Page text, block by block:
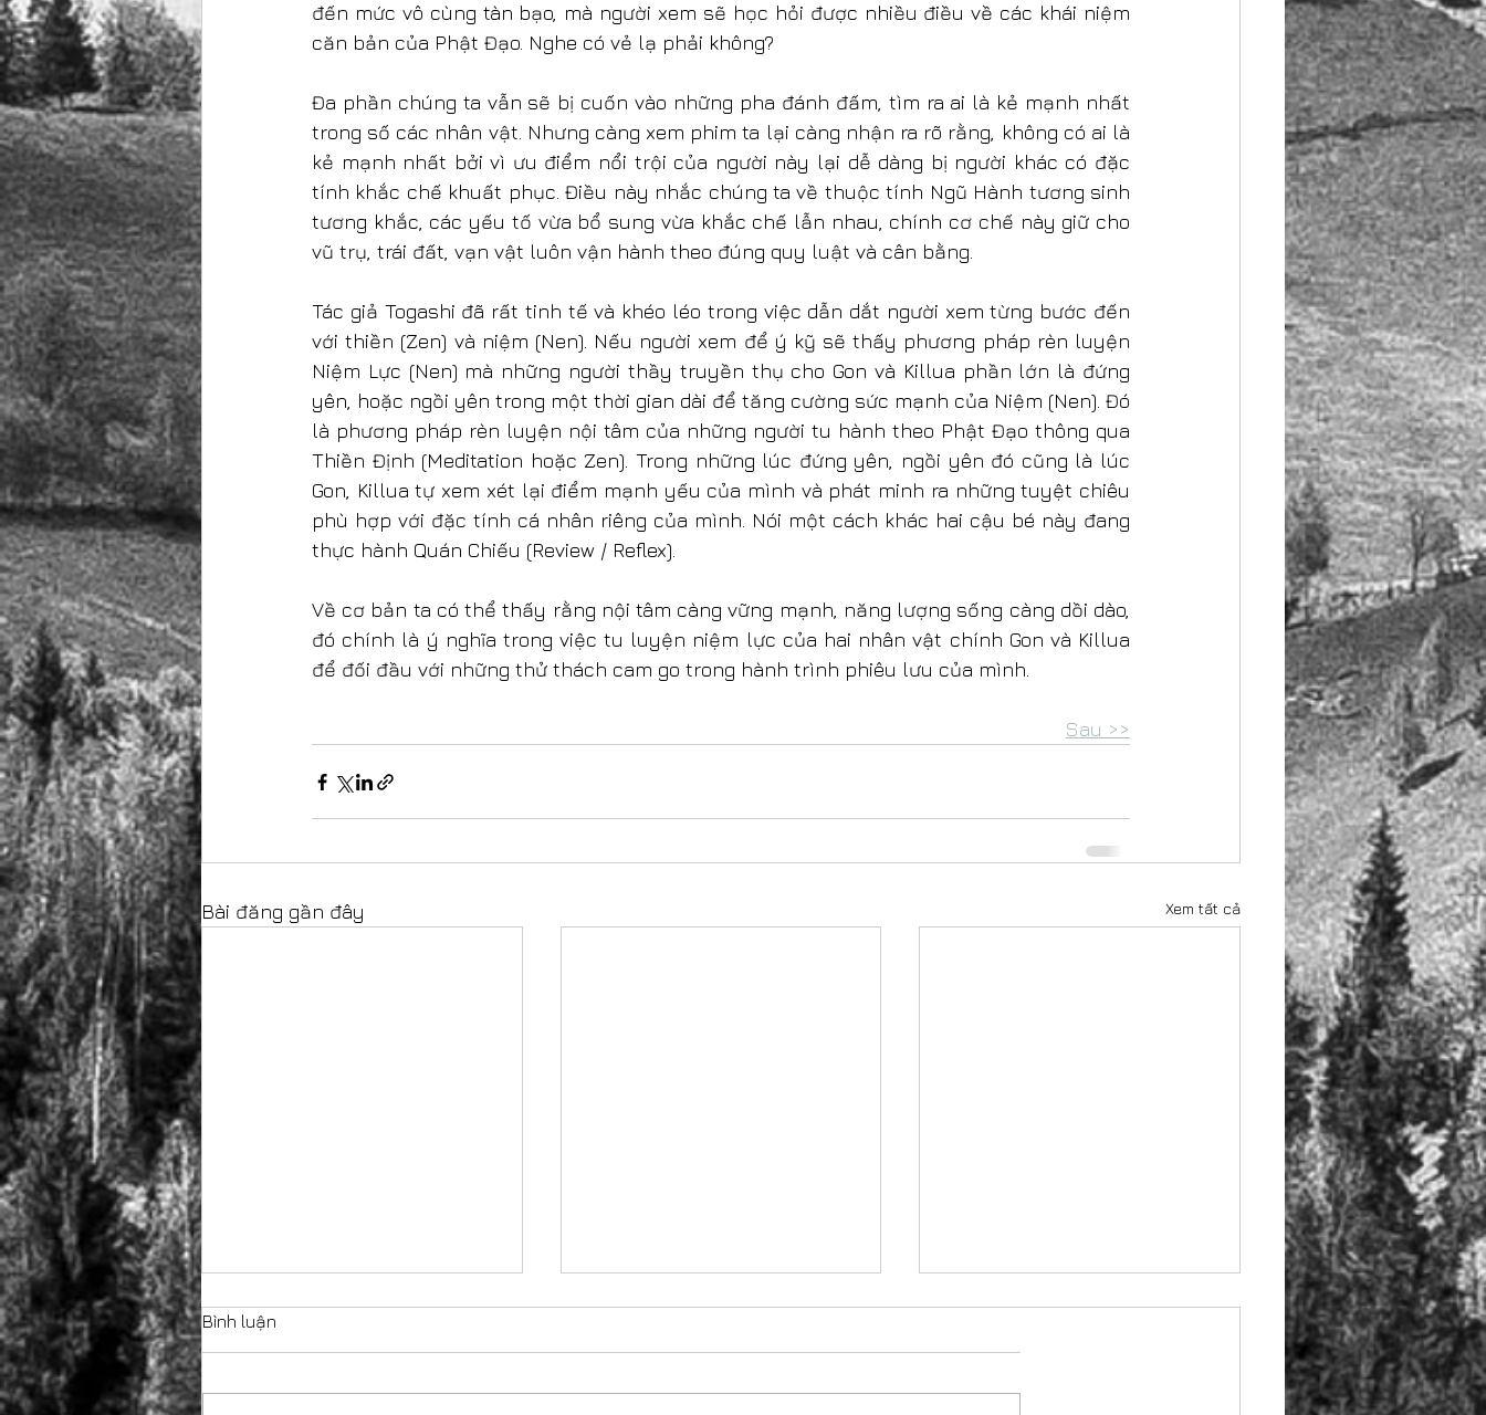
đến mức vô cùng tàn bạo, mà người xem sẽ học hỏi được nhiều điều về các khái niệm
căn bản của Phật Đạo. Nghe có vẻ lạ phải không?
Đa phần chúng ta vẫn sẽ bị cuốn vào những pha đánh đấm, tìm ra ai là kẻ mạnh nhất
trong số các nhân vật. Nhưng càng xem phim ta lại càng nhận ra rõ rằng, không có ai là
kẻ mạnh nhất bởi vì ưu điểm nổi trội của người này lại dễ dàng bị người khác có đặc
tính khắc chế khuất phục. Điều này nhắc chúng ta về thuộc tính Ngũ Hành tương sinh
tương khắc, các yếu tố vừa bổ sung vừa khắc chế lẫn nhau, chính cơ chế này giữ cho
vũ trụ, trái đất, vạn vật luôn vận hành theo đúng quy luật và cân bằng.
Tác giả Togashi đã rất tinh tế và khéo léo trong việc dẫn dắt người xem từng bước đến
với thiền (Zen) và niệm (Nen). Nếu người xem để ý kỹ sẽ thấy phương pháp rèn luyện
Niệm Lực (Nen) mà những người thầy truyền thụ cho Gon và Killua phần lớn là đứng
yên, hoặc ngồi yên trong một thời gian dài để tăng cường sức mạnh của Niệm (Nen). Đó
là phương pháp rèn luyện nội tâm của những người tu hành theo Phật Đạo thông qua
Thiền Định (Meditation hoặc Zen). Trong những lúc đứng yên, ngồi yên đó cũng là lúc
Gon, Killua tự xem xét lại điểm mạnh yếu của mình và phát minh ra những tuyệt chiêu
phù hợp với đặc tính cá nhân riêng của mình. Nói một cách khác hai cậu bé này đang
thực hành Quán Chiếu (Review / Reflex).
Về cơ bản ta có thể thấy rằng nội tâm càng vững mạnh, năng lượng sống càng dồi dào,
đó chính là ý nghĩa trong việc tu luyện niệm lực của hai nhân vật chính Gon và Killua
để đối đầu với những thử thách cam go trong hành trình phiêu lưu của mình.
Sau >>
Bài đăng gần đây Xem tất cả
Bình luận